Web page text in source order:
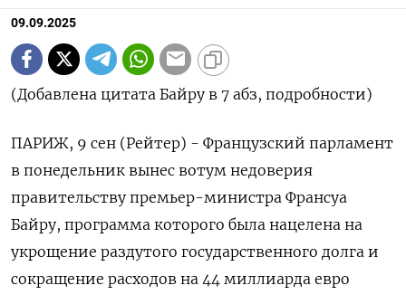
09.09.2025
(Добавлена цитата Байру в 7 абз, подробности)
ПАРИЖ, 9 сен (Рейтер) - Французский парламент
в понедельник вынес вотум недоверия
правительству премьер-министра Франсуа
Байру, программа которого была нацелена на
укрощение раздутого государственного долга и
сокращение расходов на 44 миллиарда евро